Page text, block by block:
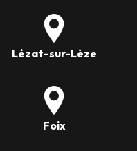
Lézat-sur-Lèze
Foix